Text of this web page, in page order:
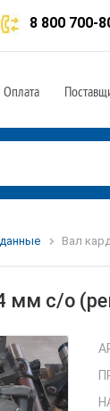
8 800 700-
Оплата
Вал
мм с/о